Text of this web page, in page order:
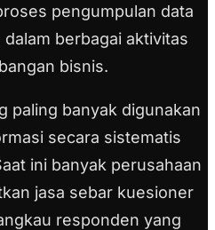
pengumpulan data
berbagai aktivitas
bisnis.
paling banyak digunakan
secara sistematis
ini banyak perusahaan
jasa sebar kuesioner
responden yang